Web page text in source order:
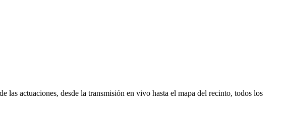
actuaciones, desde la transmisión en vivo hasta el mapa del recinto, todos los